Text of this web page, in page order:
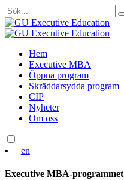
Sök
efter:
Skip
content
Hem
Executive MBA
Öppna program
Skräddarsydda program
CIP
Nyheter
Om oss
en
Executive MBA-programmet